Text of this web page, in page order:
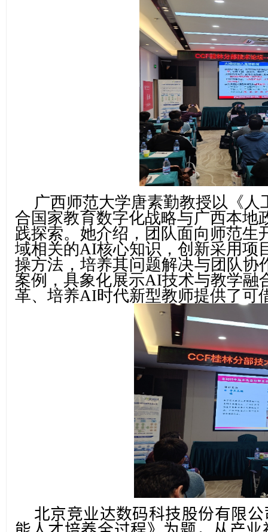
广西师范大学唐素勤教授以《
合国家教育数字化战略与广西本地
践探索。她介绍，团队面向师范
域相关的AI核心知识，创新采用项
操方法，培养其问题解决与团队协
案例，具象化展示AI技术与教学融
革、培养AI时代新型教师提供了可
北京竞业达数码科技股份有限公